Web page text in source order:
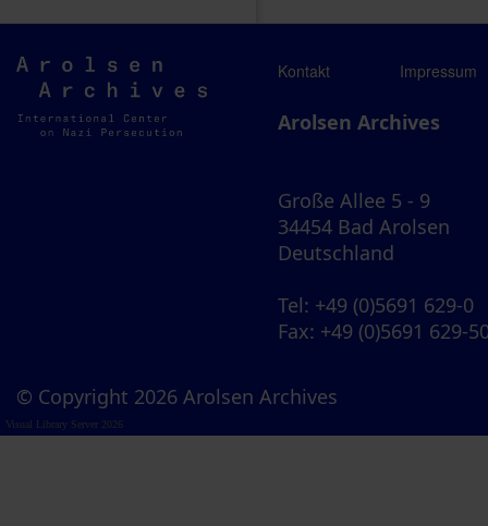
Arolsen
Archives
Kontakt Impressum
Arolsen Archives
Große Allee 5 - 9
34454 Bad Arolsen
Deutschland
Tel: +49 (0)5691 629-0
Fax: +49 (0)5691 629-
© Copyright 2026 Arolsen Archives
Visual Library Server 2026